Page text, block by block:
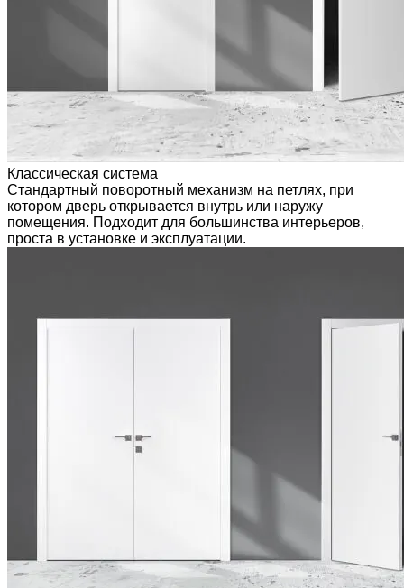
Классическая система
Стандартный поворотный механизм на петлях, при
котором дверь открывается внутрь или наружу
помещения. Подходит для большинства интерьеров,
проста в установке и эксплуатации.